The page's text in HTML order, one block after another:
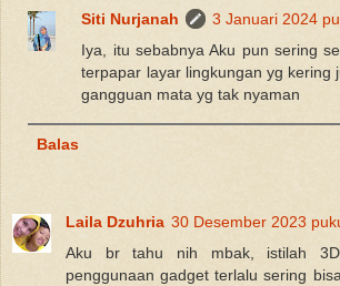
Siti Nurjanah
3 Januari 2024
Iya, itu sebabnya Aku pun sering
terpapar layar lingkungan yg kering
gangguan mata yg tak nyaman
Balas
Laila Dzuhria 30 Desember 2023
Aku br tahu nih mbak, istilah
penggunaan gadget terlalu sering